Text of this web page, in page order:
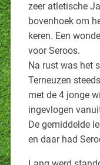
zeer atletische
bovenhoek om
keren. Een
voor Seroos.
Na rust was het
Terneuzen
met de 4 jonge
ingevlogen
De gemiddelde
en daar had